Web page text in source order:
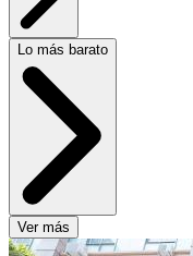
Lo más barato
Ver más